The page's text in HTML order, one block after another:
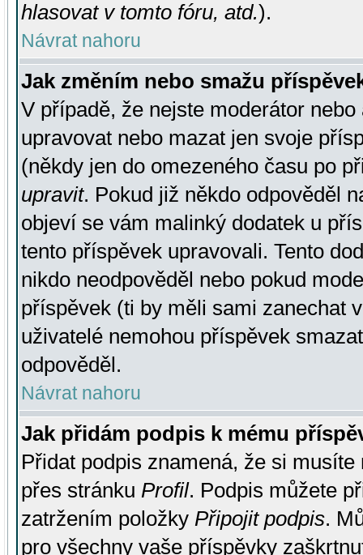
hlasovat v tomto fóru, atd.).
Návrat nahoru
Jak změním nebo smažu
V případě, že nejste moderátor
upravovat nebo mazat jen svoje
(někdy jen do omezeného času po
upravit. Pokud již někdo odpověděl
objeví se vám malinký dodatek u
tento příspěvek upravovali. Tento
nikdo neodpověděl nebo pokud
příspěvek (ti by měli sami zanechat
uživatelé nemohou příspěvek
odpověděl.
Návrat nahoru
Jak přidám podpis k mému
Přidat podpis znamená, že si
přes stránku Profil. Podpis můžete
zatržením položky Připojit podpis.
pro všechny vaše příspěvky